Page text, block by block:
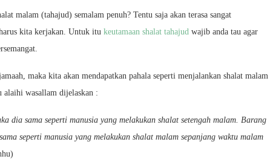
malam (tahajud) semalam penuh? Tentu saja akan terasa sangat
kita kerjakan. Untuk itu keutamaan shalat tahajud wajib anda tau agar
maka kita akan mendapatkan pahala seperti menjalankan shalat malam
alaihi wasallam dijelaskan :
dia sama seperti manusia yang melakukan shalat setengah malam. Barang
seperti manusia yang melakukan shalat malam sepanjang waktu malam